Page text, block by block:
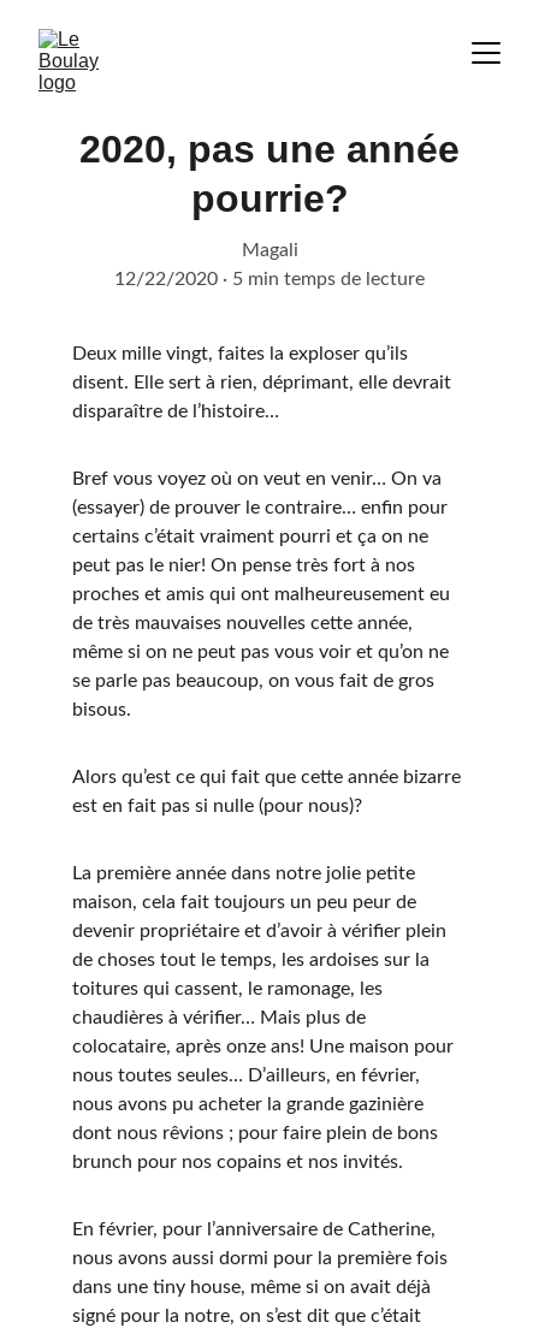
2020, pas une année
pourrie?
Magali
12/22/2020
5 min temps de lecture
Deux mille vingt, faites la exploser qu’ils
disent. Elle sert à rien, déprimant, elle devrait
disparaître de l’histoire…
Bref vous voyez où on veut en venir… On va
(essayer) de prouver le contraire… enfin pour
certains c’était vraiment pourri et ça on ne
peut pas le nier! On pense très fort à nos
proches et amis qui ont malheureusement eu
de très mauvaises nouvelles cette année,
même si on ne peut pas vous voir et qu’on ne
se parle pas beaucoup, on vous fait de gros
bisous.
Alors qu’est ce qui fait que cette année bizarre
est en fait pas si nulle (pour nous)?
La première année dans notre jolie petite
maison, cela fait toujours un peu peur de
devenir propriétaire et d’avoir à vérifier plein
de choses tout le temps, les ardoises sur la
toitures qui cassent, le ramonage, les
chaudières à vérifier… Mais plus de
colocataire, après onze ans! Une maison pour
nous toutes seules… D’ailleurs, en février,
nous avons pu acheter la grande gazinière
dont nous rêvions ; pour faire plein de bons
brunch pour nos copains et nos invités.
En février, pour l’anniversaire de Catherine,
nous avons aussi dormi pour la première fois
dans une tiny house, même si on avait déjà
signé pour la notre, on s’est dit que c’était